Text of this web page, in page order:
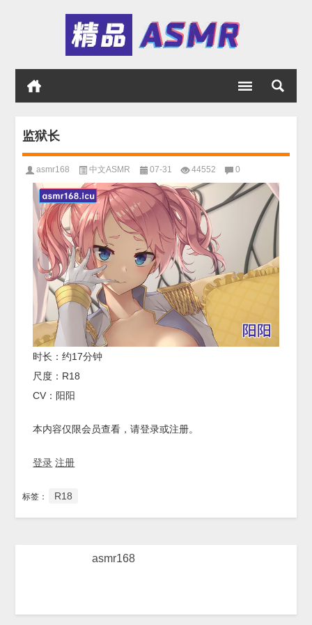
监狱长
asmr168 中文ASMR 07-31 44552 0
时长：约17分钟
尺度：R18
CV：阳阳
本内容仅限会员查看，请登录或注册。
登录 注册
标签： R18
asmr168